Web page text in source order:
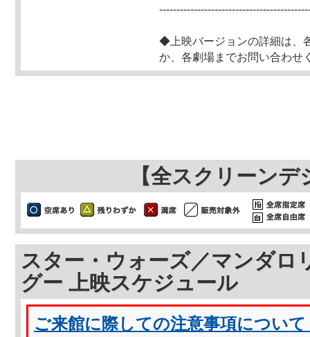
◆上映バージョンの詳細は、
か、各劇場までお問い合わせ
【全スクリーン
スター・ウォーズ／マンダロ
グー 上映スケジュール
ご来館に際しての注意事項につい